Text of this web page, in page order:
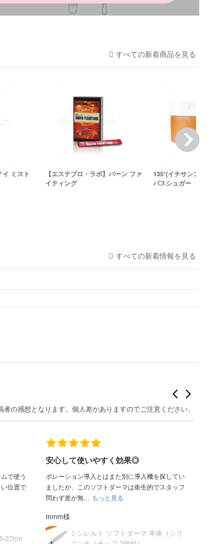
イ ミスト
【エステプロ・ラボ】バーン ファ
イティング
135°(イチサンゴー
バスシュガー
すべての新着商品を見る
すべての新着情報を見る
で使う
位置で
27cm
安心して使いやすく効果◎
ポレーション導入とはまた別に導入機を探してい
ましたが、このソフトダーマは衛生的でスタッフ
問わず差が無... もっと見る
mmm様
ミシレルト ソフトダーマ 本体（シリ